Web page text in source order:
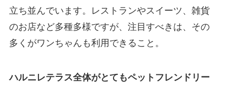
立ち並んでいます。レストランやスイーツ、雑貨
のお店など多種多様ですが、注目すべきは、その
多くがワンちゃんも利用できる こと。
ハルニレテラス全体がとてもペットフレンドリー